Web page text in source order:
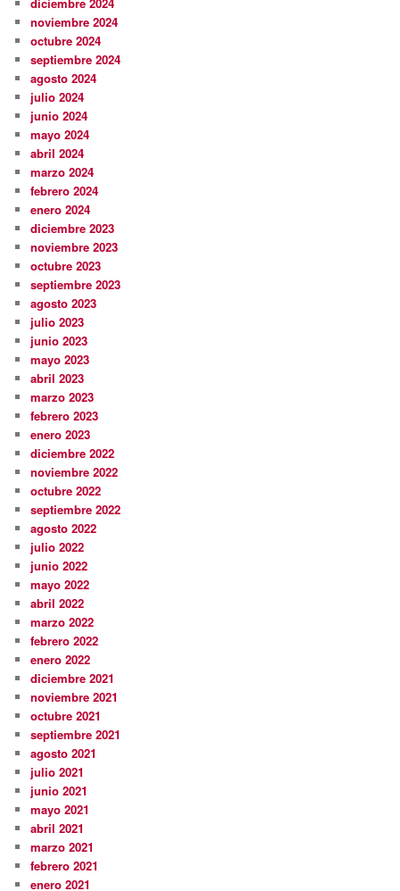
noviembre 2024
octubre 2024
septiembre 2024
agosto 2024
julio 2024
junio 2024
mayo 2024
abril 2024
marzo 2024
febrero 2024
enero 2024
diciembre 2023
noviembre 2023
octubre 2023
septiembre 2023
agosto 2023
julio 2023
junio 2023
mayo 2023
abril 2023
marzo 2023
febrero 2023
enero 2023
diciembre 2022
noviembre 2022
octubre 2022
septiembre 2022
agosto 2022
julio 2022
junio 2022
mayo 2022
abril 2022
marzo 2022
febrero 2022
enero 2022
diciembre 2021
noviembre 2021
octubre 2021
septiembre 2021
agosto 2021
julio 2021
junio 2021
mayo 2021
abril 2021
marzo 2021
febrero 2021
enero 2021